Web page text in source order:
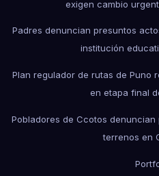
exigen cambio
Padres denuncian presuntos
institución
Plan regulador de rutas de Puno
en etapa final
Pobladores de Ccotos
terrenos en